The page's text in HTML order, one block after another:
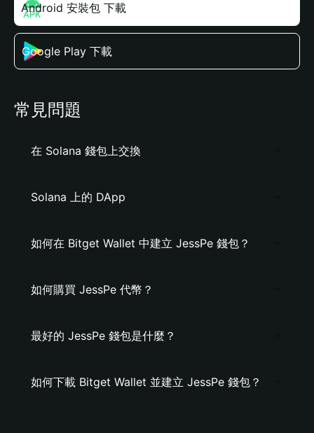
Android 安裝包 下載
Google Play 下載
常見問題
在 Solana 錢包上交換
Solana 上的 DApp
如何在 Bitget Wallet 中建立 JessPe 錢包？
如何購買 JessPe 代幣？
最好的 JessPe 錢包是什麼？
如何下載 Bitget Wallet 並建立 JessPe 錢包？